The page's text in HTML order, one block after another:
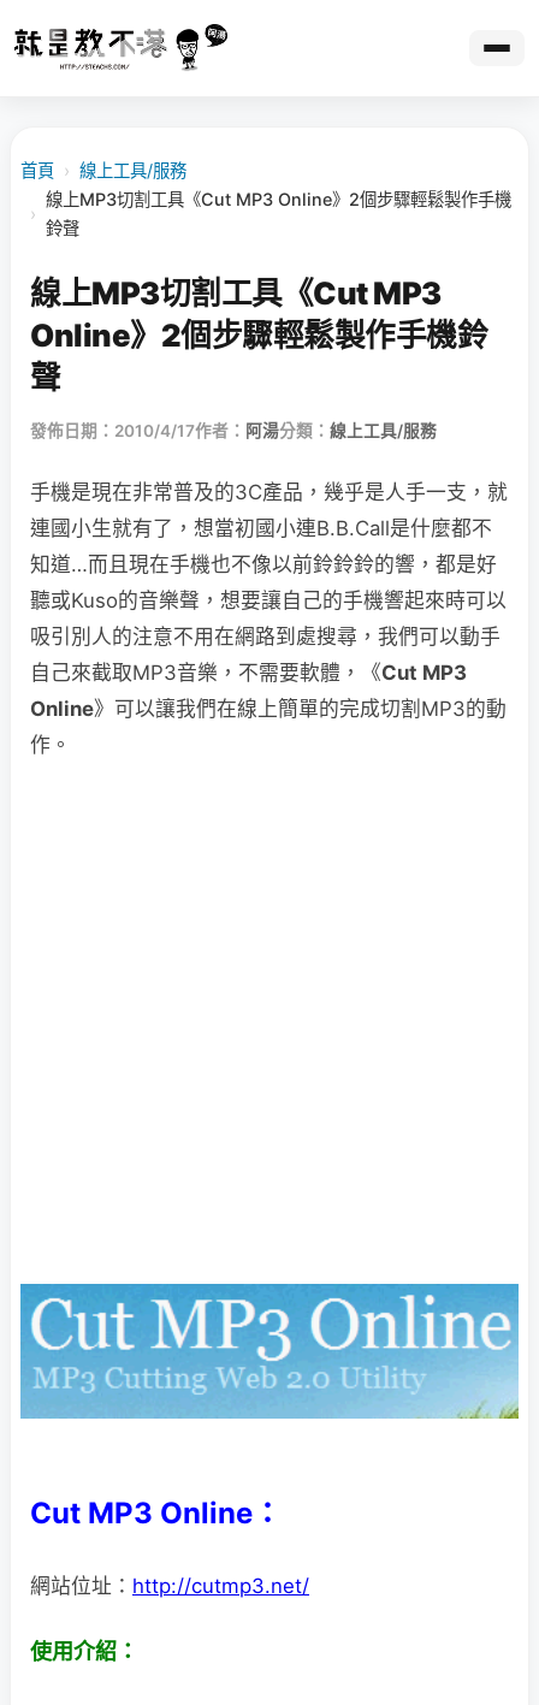
首頁 › 線上工具/服務
›
線上MP3切割工具《Cut MP3 Online》2個步驟輕鬆製作手機
鈴聲
線上MP3切割工具《Cut MP3
Online》2個步驟輕鬆製作手機鈴
聲
發佈日期：2010/4/17作者： 阿湯分類： 線上工具/服務
手機是現在非常普及的3C產品，幾乎是人手一支，就
連國小生就有了，想當初國小連B.B.Call是什麼都不
知道…而且現在手機也不像以前鈴鈴鈴的響，都是好
聽或Kuso的音樂聲，想要讓自己的手機響起來時可以
吸引別人的注意不用在網路到處搜尋，我們可以動手
自己來截取MP3音樂，不需要軟體，《Cut MP3
Online》可以讓我們在線上簡單的完成切割MP3的動
作。
Cut MP3 Online：
網站位址： http://cutmp3.net/
使用介紹：